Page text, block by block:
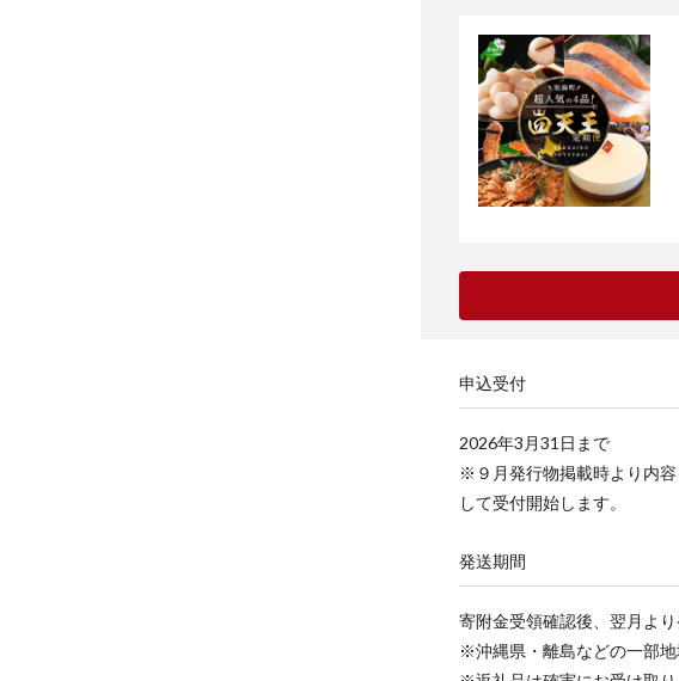
申込受付
2026年3月31日まで
※９月発行物掲載時より内
して受付開始します。
発送期間
寄附金受領確認後、翌月より
※沖縄県・離島などの一部地